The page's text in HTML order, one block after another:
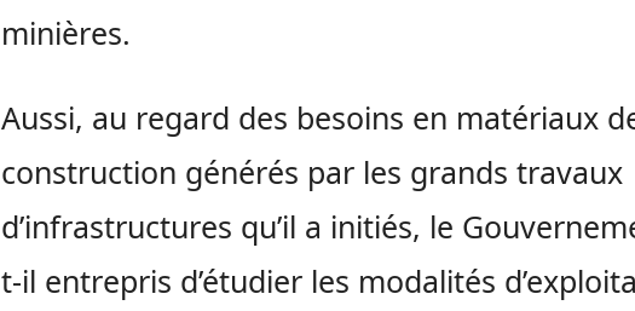
minières.
Aussi, au regard des besoins en matériaux
construction générés par les grands travaux
d’infrastructures qu’il a initiés, le
t-il entrepris d’étudier les modalités